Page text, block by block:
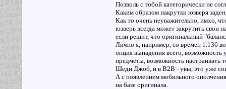
Позволь с тобой категорически не
Каким образом накрутки юзверя
Как то очень неуважительно, имхо,
юзверь всегда может закрутить свои
если решит, что оригинальный
Лично я, например, со времен 1.136
опция выпадения всего, возможность
предметы, возможность настраивать
Шеди Джоб, и в В2В - увы, это уже
А с появлением мобильного
на базе оригинала.